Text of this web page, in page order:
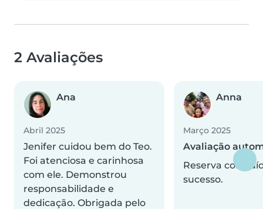
2 Avaliações
Ana
Abril 2025
Jenifer cuidou bem do Teo.
Foi atenciosa e carinhosa
com ele. Demonstrou
responsabilidade e
dedicação. Obrigada pelo
Anna
Março 2025
Avaliação
Reserva
sucesso.